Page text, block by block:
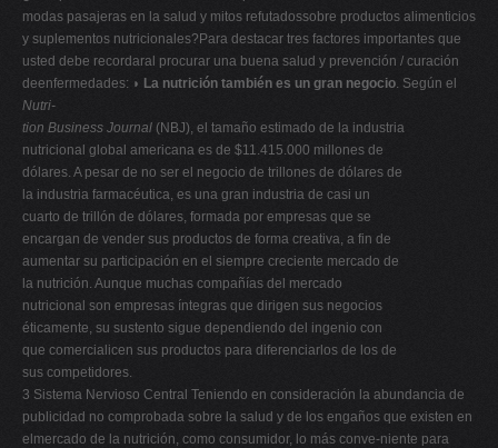
modas pasajeras en la salud y mitos refutadossobre productos alimenticios
y suplementos nutricionales?Para destacar tres factores importantes que
usted debe recordaral procurar una buena salud y prevención / curación
deenfermedades: ◗ La nutrición también es un gran negocio. Según el
Nutri-
tion Business Journal (NBJ), el tamaño estimado de la industria
nutricional global americana es de $11.415.000 millones de
dólares. A pesar de no ser el negocio de trillones de dólares de
la industria farmacéutica, es una gran industria de casi un
cuarto de trillón de dólares, formada por empresas que se
encargan de vender sus productos de forma creativa, a fin de
aumentar su participación en el siempre creciente mercado de
la nutrición. Aunque muchas compañías del mercado
nutricional son empresas íntegras que dirigen sus negocios
éticamente, su sustento sigue dependiendo del ingenio con
que comercialicen sus productos para diferenciarlos de los de
sus competidores.
3 Sistema Nervioso Central Teniendo en consideración la abundancia de
publicidad no comprobada sobre la salud y de los engaños que existen en
elmercado de la nutrición, como consumidor, lo más conve-niente para